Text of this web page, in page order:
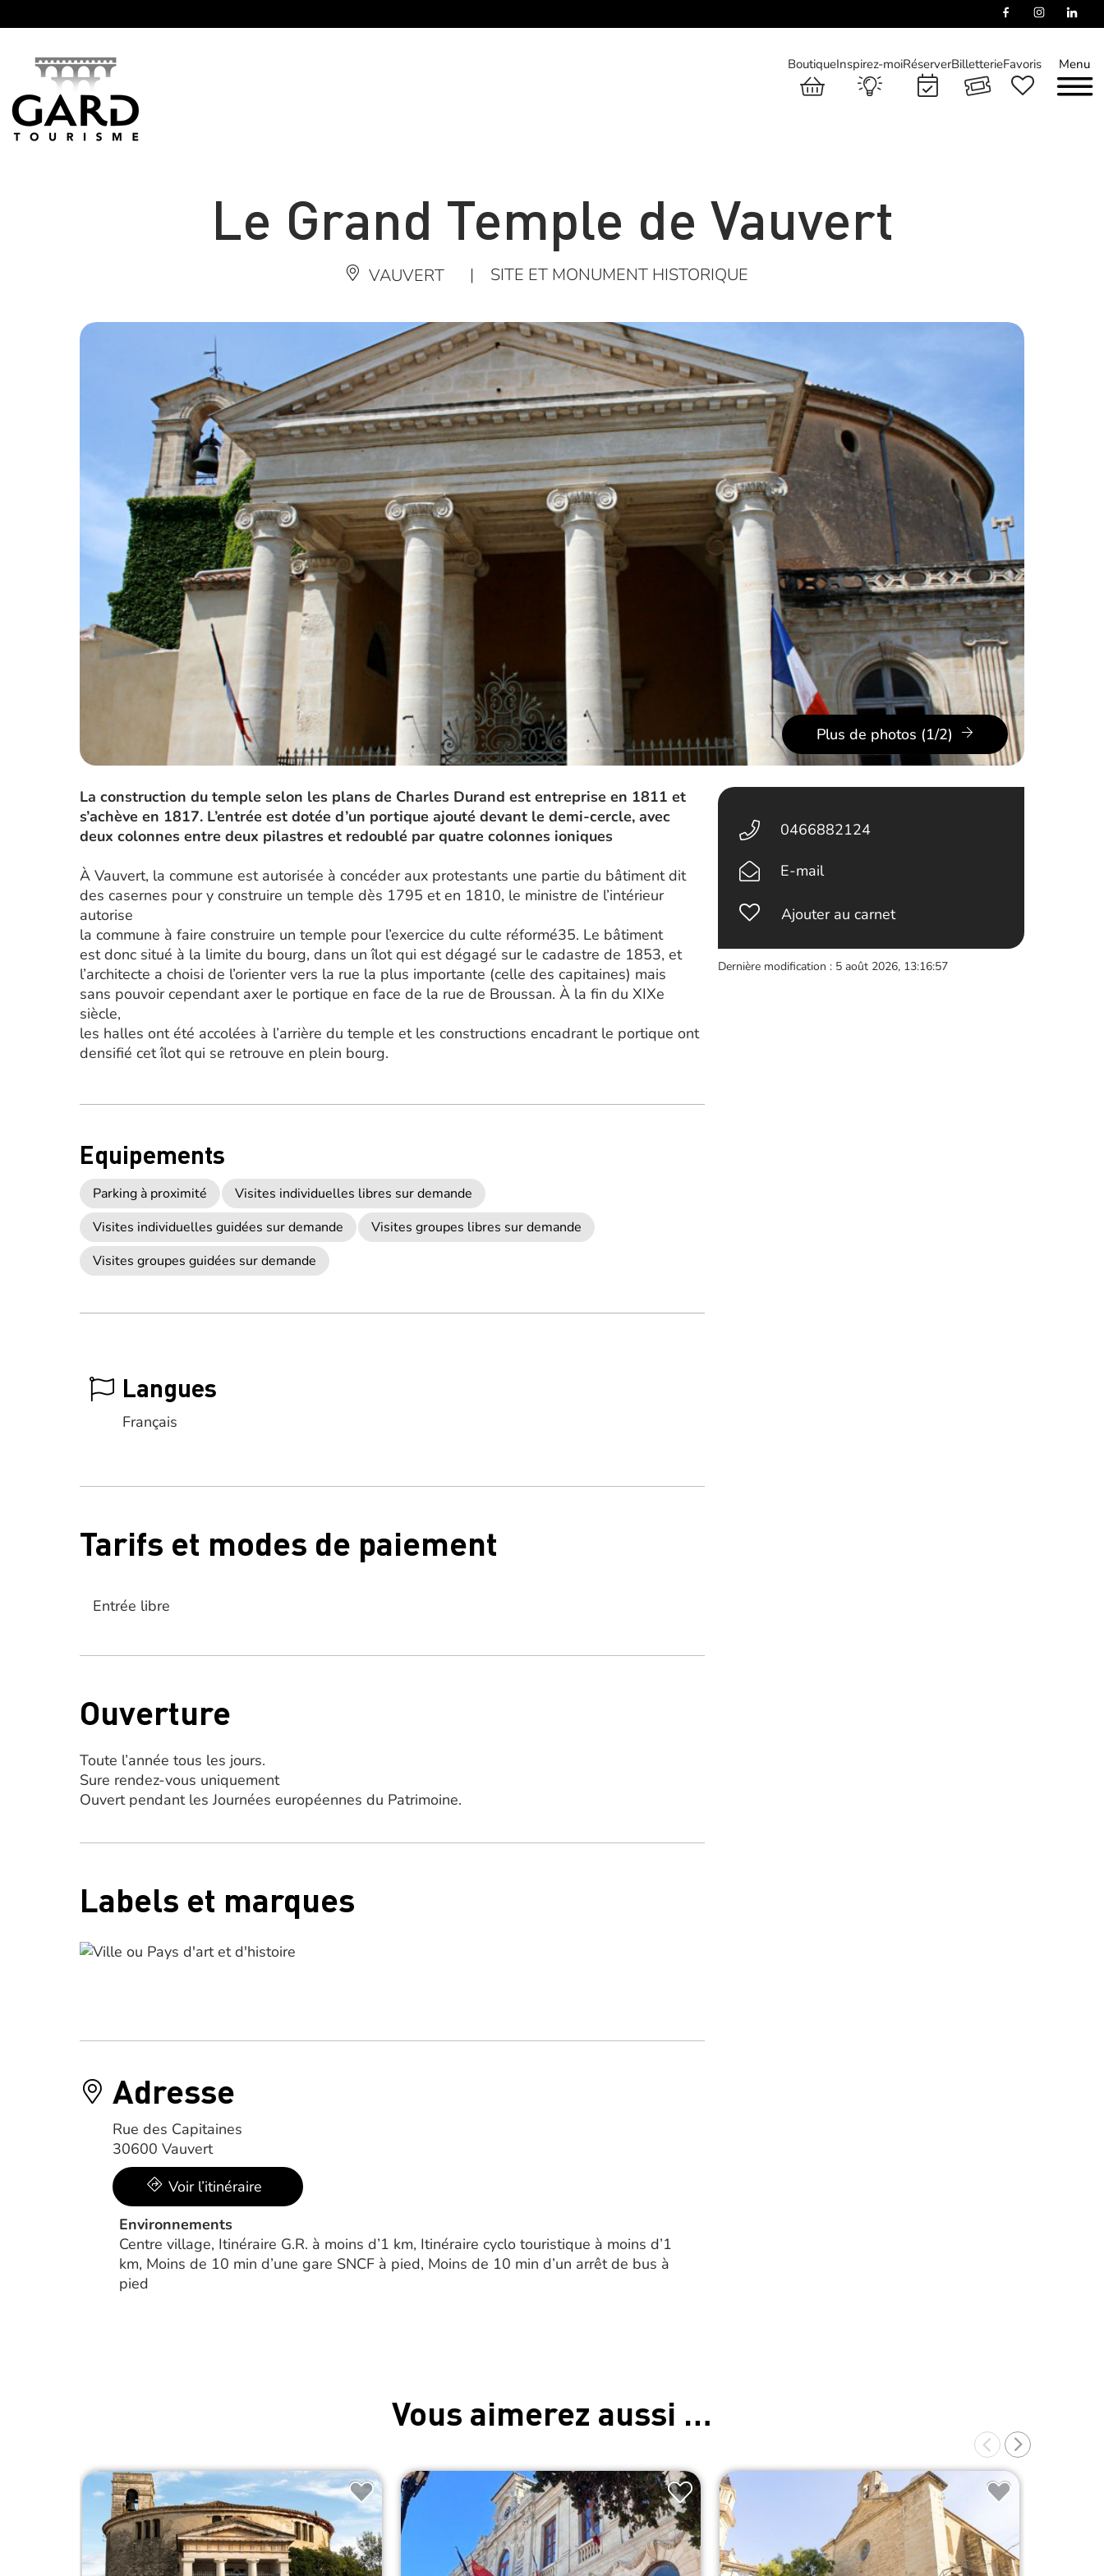
Menu
BoutiqueInspirez-moiRéserverBilletterieFavoris
Le Grand Temple de Vauvert
VAUVERT | SITE ET MONUMENT HISTORIQUE
Plus de photos (1/2)
La construction du temple selon les plans de Charles Durand est entreprise en 1811 et
s’achève en 1817. L’entrée est dotée d’un portique ajouté devant le demi-cercle, avec
deux colonnes entre deux pilastres et redoublé par quatre colonnes ioniques
À Vauvert, la commune est autorisée à concéder aux protestants une partie du bâtiment dit
des casernes pour y construire un temple dès 1795 et en 1810, le ministre de l’intérieur
autorise
la commune à faire construire un temple pour l’exercice du culte réformé35. Le bâtiment
est donc situé à la limite du bourg, dans un îlot qui est dégagé sur le cadastre de 1853, et
l’architecte a choisi de l’orienter vers la rue la plus importante (celle des capitaines) mais
sans pouvoir cependant axer le portique en face de la rue de Broussan. À la fin du XIXe
siècle,
les halles ont été accolées à l’arrière du temple et les constructions encadrant le portique ont
densifié cet îlot qui se retrouve en plein bourg.
Equipements
Parking à proximité
Visites individuelles libres sur demande
Visites individuelles guidées sur demande
Visites groupes libres sur demande
Visites groupes guidées sur demande
Langues
Français
Tarifs et modes de paiement
Entrée libre
Ouverture
Toute l’année tous les jours.
Sure rendez-vous uniquement
Ouvert pendant les Journées européennes du Patrimoine.
Labels et marques
Adresse
Rue des Capitaines
30600 Vauvert
Voir l’itinéraire
Environnements
Centre village, Itinéraire G.R. à moins d’1 km, Itinéraire cyclo touristique à moins d’1
km, Moins de 10 min d’une gare SNCF à pied, Moins de 10 min d’un arrêt de bus à
pied
0466882124
E-mail
Ajouter au carnet
Dernière modification : 5 août 2026, 13:16:57
Vous aimerez aussi …